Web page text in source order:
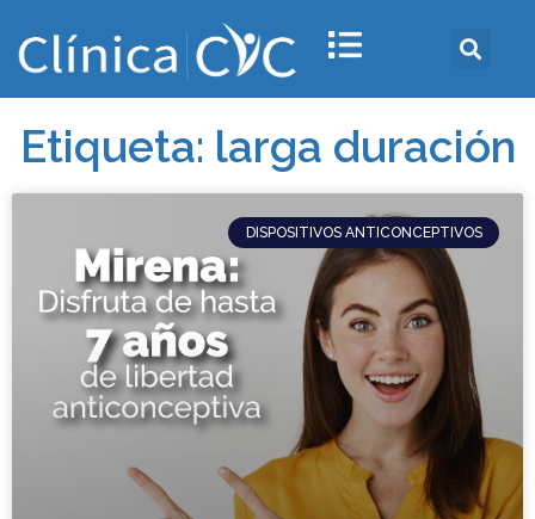
Etiqueta: larga duración
DISPOSITIVOS ANTICONCEPTIVOS